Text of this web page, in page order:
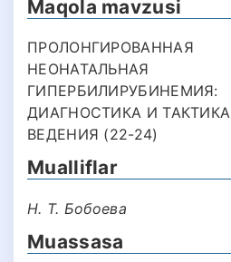
Maqola mavzusi
ПРОЛОНГИРОВАННАЯ
НЕОНАТАЛЬНАЯ
ГИПЕРБИЛИРУБИНЕМИЯ:
ДИАГНОСТИКА И ТАКТИКА
ВЕДЕНИЯ (22-24)
Mualliflar
Н. Т. Бобоева
Muassasa